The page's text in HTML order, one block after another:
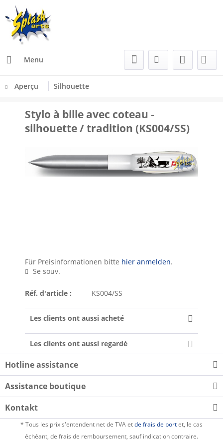
Menu
Aperçu Silhouette
Stylo à bille avec coteau -
silhouette / tradition (KS004/SS)
Für Preisinformationen bitte hier anmelden.
Se souv.
Réf. d'article : KS004/SS
Les clients ont aussi acheté
Les clients ont aussi regardé
Hotline assistance
Assistance boutique
Kontakt
* Tous les prix s'entendent net de TVA etde frais de portet, le cas
échéant, de frais de remboursement, sauf indication contraire.